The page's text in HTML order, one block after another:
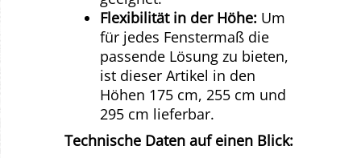
Flexibilität in der Höhe: Um
für jedes Fenstermaß die
passende Lösung zu bieten,
ist dieser Artikel in den
Höhen 175 cm, 255 cm und
295 cm lieferbar.
Technische Daten auf einen Blick: